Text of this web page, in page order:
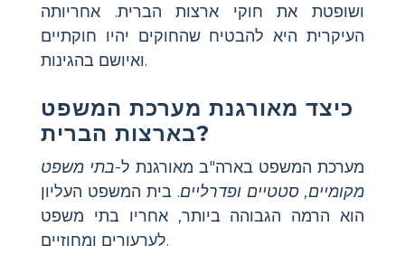
ושופטת את חוקי ארצות הברית. אחריותה
העיקרית היא להבטיח שהחוקים יהיו חוקתיים
ואיושם בהגינות.
כיצד מאורגנת מערכת המשפט
בארצות הברית?
מערכת המשפט בארה"ב מאורגנת ל-בתי משפט
מקומיים, סטטיים ופדרליים. בית המשפט העליון
הוא הרמה הגבוהה ביותר, אחריו בתי משפט
לערעורים ומחוזיים.